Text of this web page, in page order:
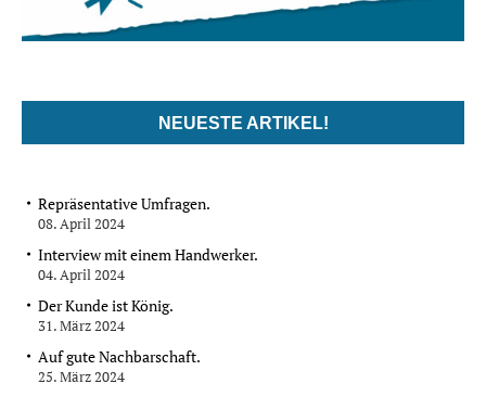
NEUESTE ARTIKEL!
Repräsentative Umfragen.
08. April 2024
Interview mit einem Handwerker.
04. April 2024
Der Kunde ist König.
31. März 2024
Auf gute Nachbarschaft.
25. März 2024